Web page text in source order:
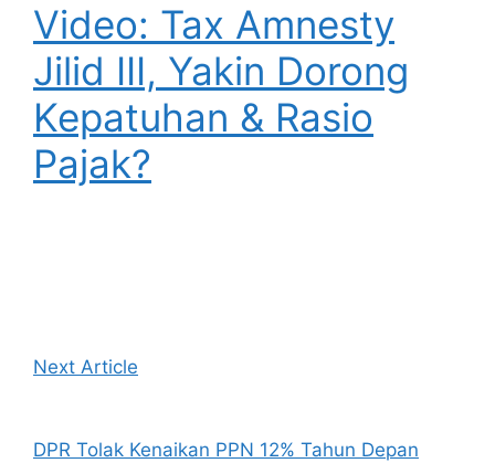
Video: Tax Amnesty
Jilid III, Yakin Dorong
Kepatuhan & Rasio
Pajak?
Next Article
DPR Tolak Kenaikan PPN 12% Tahun Depan